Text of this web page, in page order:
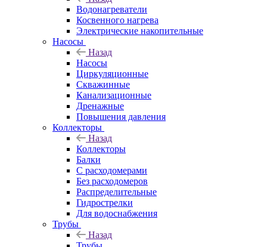
Водонагреватели
Косвенного нагрева
Электрические накопительные
Насосы
Назад
Насосы
Циркуляционные
Скважинные
Канализационные
Дренажные
Повышения давления
Коллекторы
Назад
Коллекторы
Балки
С расходомерами
Без расходомеров
Распределительные
Гидрострелки
Для водоснабжения
Трубы
Назад